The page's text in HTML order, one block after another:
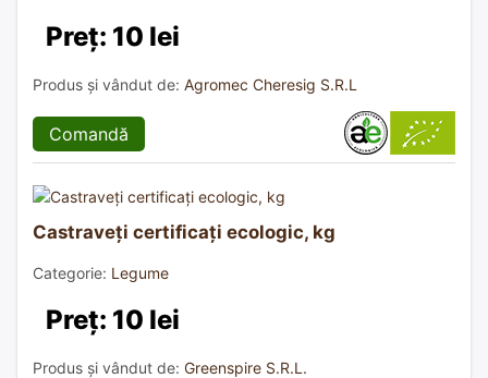
Preț: 10 lei
Produs și vândut de: Agromec Cheresig S.R.L
Comandă
Castraveți certificați ecologic, kg
Categorie: Legume
Preț: 10 lei
Produs și vândut de: Greenspire S.R.L.